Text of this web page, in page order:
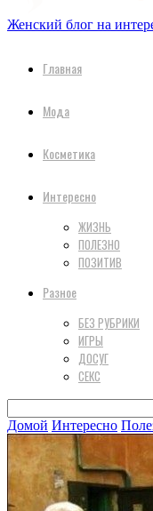
Женский блог на
Главная
Мода
Косметика
Интересно
ЖИЗНЬ
ПОЛЕЗНО
ПОЗИТИВ
Разное
БЕЗ РУБРИКИ
ИГРЫ
ДОСУГ
СЕКС
Домой Интересно